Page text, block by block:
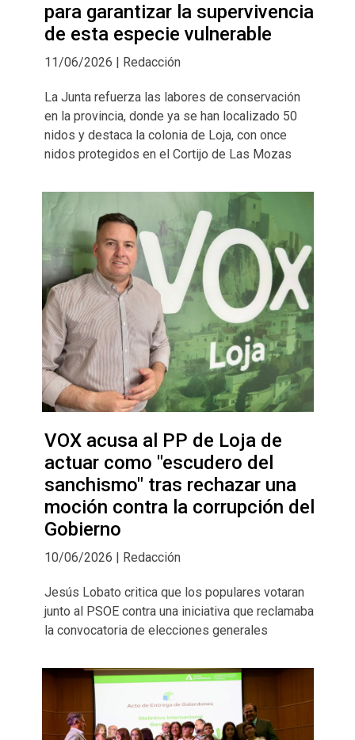
para garantizar la supervivencia
de esta especie vulnerable
11/06/2026 | Redacción
La Junta refuerza las labores de conservación
en la provincia, donde ya se han localizado 50
nidos y destaca la colonia de Loja, con once
nidos protegidos en el Cortijo de Las Mozas
VOX acusa al PP de Loja de
actuar como "escudero del
sanchismo" tras rechazar una
moción contra la corrupción del
Gobierno
10/06/2026 | Redacción
Jesús Lobato critica que los populares votaran
junto al PSOE contra una iniciativa que reclamaba
la convocatoria de elecciones generales